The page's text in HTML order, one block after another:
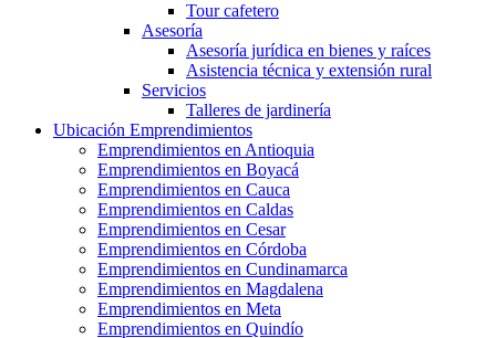
Tour cafetero
Asesoría
Asesoría jurídica en bienes y raíces
Asistencia técnica y extensión rural
Servicios
Talleres de jardinería
Ubicación Emprendimientos
Emprendimientos en Antioquia
Emprendimientos en Boyacá
Emprendimientos en Cauca
Emprendimientos en Caldas
Emprendimientos en Cesar
Emprendimientos en Córdoba
Emprendimientos en Cundinamarca
Emprendimientos en Magdalena
Emprendimientos en Meta
Emprendimientos en Quindío